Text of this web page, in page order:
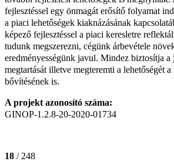
fejlesztéssel egy önmagát erősítő folyamat
a piaci lehetőségek kiaknázásának
képező fejlesztéssel a piaci keresletre
tudunk megszerezni, cégünk árbevétele
eredményességünk javul. Mindez biztosítja a
megtartását illetve megteremti a lehetőségét
bővítésének is.
A projekt azonosító száma:
GINOP-1.2.8-20-2020-01734
18 / 248